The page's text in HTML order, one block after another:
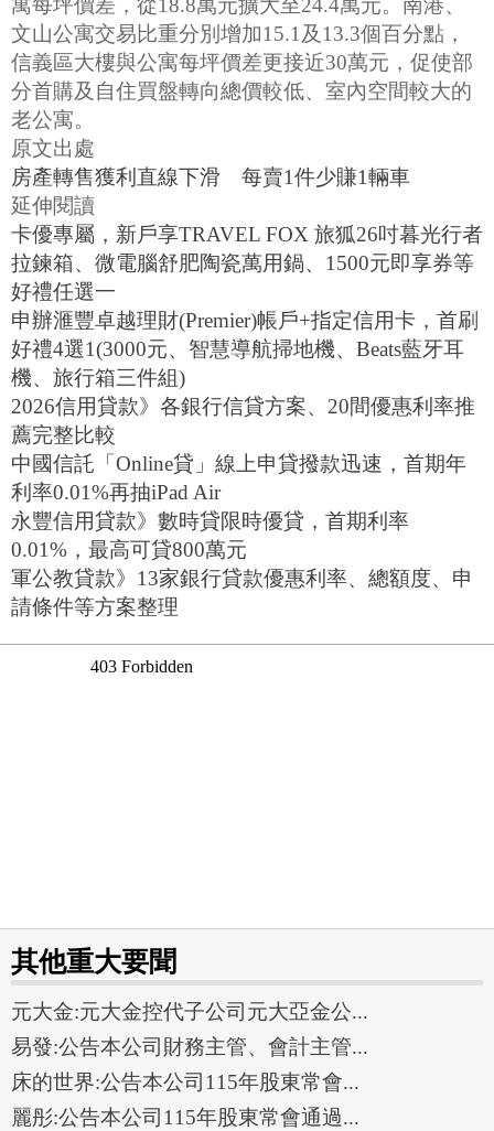
寓每坪價差，從18.8萬元擴大至24.4萬元。南港、
文山公寓交易比重分別增加15.1及13.3個百分點，
信義區大樓與公寓每坪價差更接近30萬元，促使部
分首購及自住買盤轉向總價較低、室內空間較大的
老公寓。
原文出處
房產轉售獲利直線下滑 每賣1件少賺1輛車
延伸閱讀
卡優專屬，新戶享TRAVEL FOX 旅狐26吋暮光行者
拉鍊箱、微電腦舒肥陶瓷萬用鍋、1500元即享券等
好禮任選一
申辦滙豐卓越理財(Premier)帳戶+指定信用卡，首刷
好禮4選1(3000元、智慧導航掃地機、Beats藍牙耳
機、旅行箱三件組)
2026信用貸款》各銀行信貸方案、20間優惠利率推
薦完整比較
中國信託「Online貸」線上申貸撥款迅速，首期年
利率0.01%再抽iPad Air
永豐信用貸款》數時貸限時優貸，首期利率
0.01%，最高可貸800萬元
軍公教貸款》13家銀行貸款優惠利率、總額度、申
請條件等方案整理
其他重大要聞
元大金:元大金控代子公司元大亞金公...
易發:公告本公司財務主管、會計主管...
床的世界:公告本公司115年股東常會...
麗彤:公告本公司115年股東常會通過...